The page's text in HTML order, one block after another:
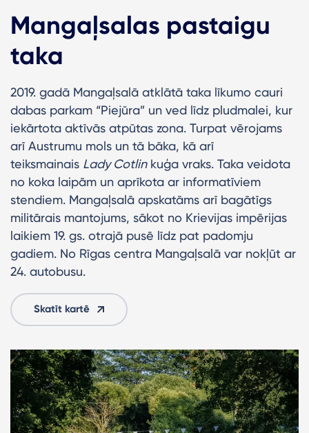
Mangaļsalas pastaigu
taka
2019. gadā Mangaļsalā atklātā taka līkumo cauri
dabas parkam “Piejūra” un ved līdz pludmalei, kur
iekārtota aktīvās atpūtas zona. Turpat vērojams
arī Austrumu mols un tā bāka, kā arī
teiksmainais Lady Cotlinkuģa vraks. Taka veidota
no koka laipām un aprīkota ar informatīviem
stendiem. Mangaļsalā apskatāms arī bagātīgs
militārais mantojums, sākot no Krievijas impērijas
laikiem 19. gs. otrajā pusē līdz pat padomju
gadiem. No Rīgas centra Mangaļsalā var nokļūt ar
24. autobusu.
Skatīt kartē